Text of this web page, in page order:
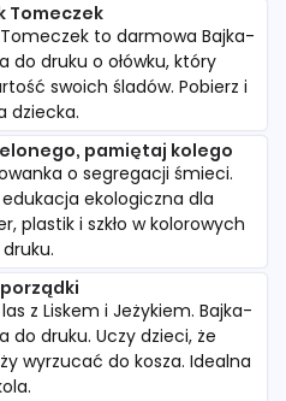
Tomeczek
Tomeczek to darmowa Bajka-
do druku o ołówku, który
swoich śladów. Pobierz i
dziecka.
pamiętaj kolego
o segregacji śmieci.
ekologiczna dla
plastik i szkło w kolorowych
z Liskem i Jeżykiem. Bajka-
do druku. Uczy dzieci, że
wyrzucać do kosza. Idealna